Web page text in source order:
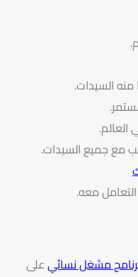
السيدات.
مع جميع السيدات.
معه.
مشغل نسائيعلى